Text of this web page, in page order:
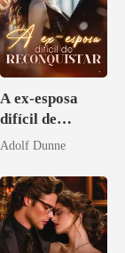
A ex-esposa
difícil de
reconquistar
Adolf Dunne